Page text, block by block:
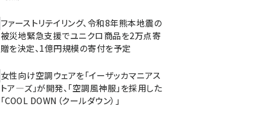
ファーストリテイリング、令和8年熊本地震の
被災地緊急支援でユニクロ商品を2万点寄
贈を決定、1億円規模の寄付を予定
女性向け空調ウェアを「イーザッカマニアス
トア―ズ」が開発、「空調風神服」を採用した
「COOL DOWN（クールダウン）」